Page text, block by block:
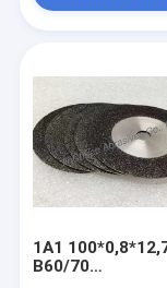
Filmy
O nas
1A1
B60/70